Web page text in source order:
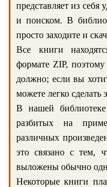
представляет из
и поиском. В
просто заходите и
Все книги
формате ZIP,
должно; если вы
можете легко сделать
В нашей
разбитых на
различных
это связано с тем,
выложены обычно
Некоторые книги